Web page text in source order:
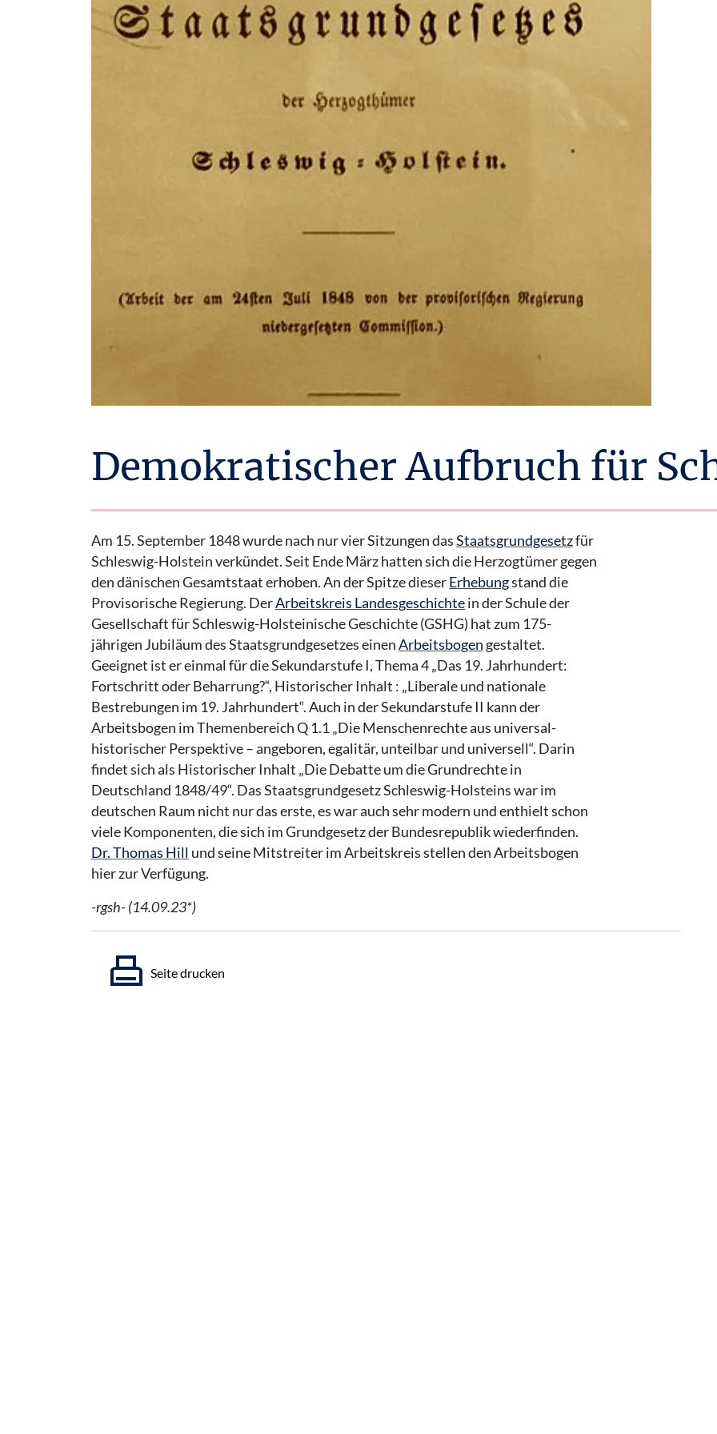
Demokratischer Aufbruch für
Am 15. September 1848 wurde nach nur vier Sitzungen dasStaatsgrundgesetzfür
Schleswig-Holstein verkündet. Seit Ende März hatten sich die Herzogtümer gegen
den dänischen Gesamtstaat erhoben. An der Spitze dieserErhebungstand die
Provisorische Regierung. DerArbeitskreis Landesgeschichtein der Schule der
Gesellschaft für Schleswig-Holsteinische Geschichte (GSHG) hat zum 175-
jährigen Jubiläum des Staatsgrundgesetzes einenArbeitsbogen gestaltet.
Geeignet ist er einmal für die Sekundarstufe I, Thema 4 „Das 19. Jahrhundert:
Fortschritt oder Beharrung?“, Historischer Inhalt : „Liberale und nationale
Bestrebungen im 19. Jahrhundert“. Auch in der Sekundarstufe II kann der
Arbeitsbogen im Themenbereich Q 1.1 „Die Menschenrechte aus universal-
historischer Perspektive – angeboren, egalitär, unteilbar und universell“. Darin
findet sich als Historischer Inhalt „Die Debatte um die Grundrechte in
Deutschland 1848/49“. Das Staatsgrundgesetz Schleswig-Holsteins war im
deutschen Raum nicht nur das erste, es war auch sehr modern und enthielt schon
viele Komponenten, die sich im Grundgesetz der Bundesrepublik wiederfinden.
Dr. Thomas Hill und seine Mitstreiter im Arbeitskreis stellen den Arbeitsbogen
hier zur Verfügung.
-rgsh- (14.09.23*)
Seite drucken